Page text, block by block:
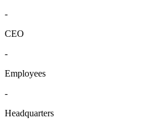
-
CEO
-
Employees
-
Headquarters